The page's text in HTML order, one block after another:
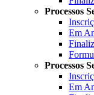
Processos
Em
Processos
Em